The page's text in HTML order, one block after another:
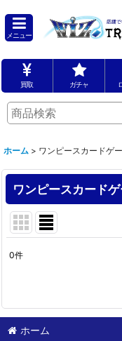
メニュー
買取 ガチャ
ホーム > ワンピースカードゲ
ワンピースカード
サブカテゴリ
表示数:
0件
ホーム